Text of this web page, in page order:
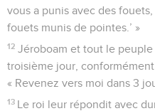
vous a punis avec des
fouets munis de pointes.’ »
12 Jéroboam et tout le
troisième jour,
« Revenez vers moi dans 3
13 Le roi leur répondit avec